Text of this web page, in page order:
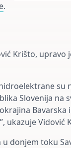
.
Krišto,
Slovenija na
ukazuje Vidović
donjem toku